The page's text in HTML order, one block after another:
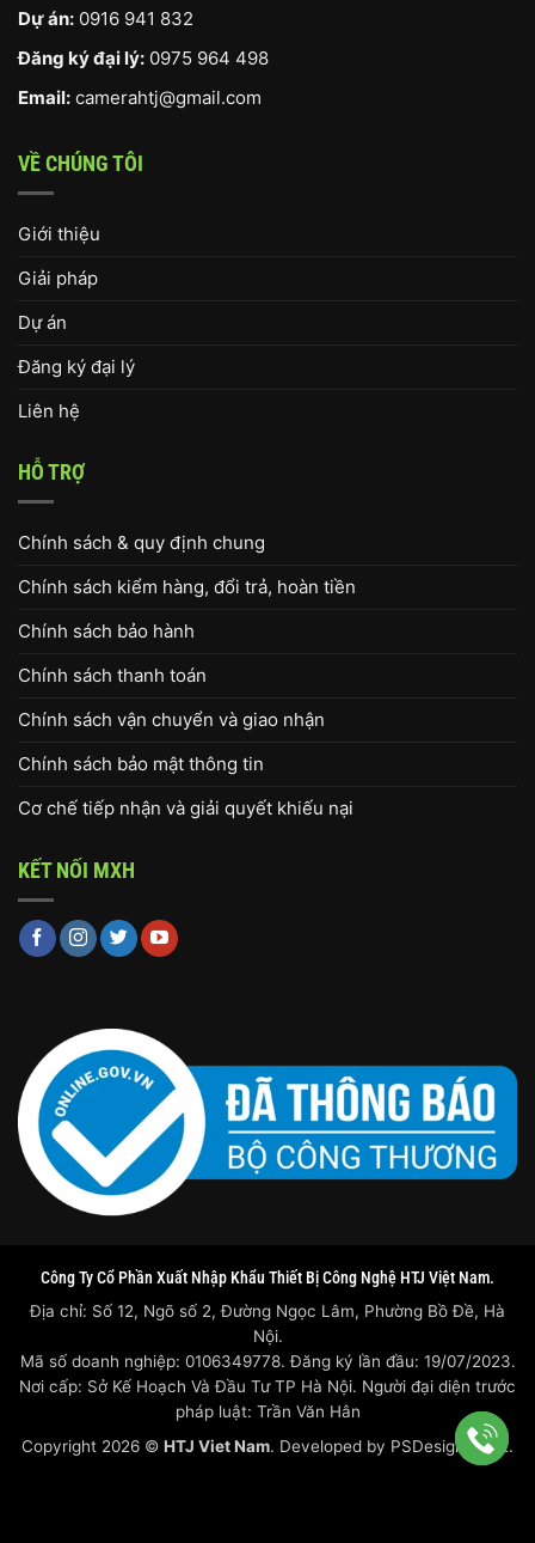
Dự án: 0916 941 832
Đăng ký đại lý: 0975 964 498
Email: camerahtj@gmail.com
VỀ CHÚNG TÔI
Giới thiệu
Giải pháp
Dự án
Đăng ký đại lý
Liên hệ
HỖ TRỢ
Chính sách & quy định chung
Chính sách kiểm hàng, đổi trả, hoàn tiền
Chính sách bảo hành
Chính sách thanh toán
Chính sách vận chuyển và giao nhận
Chính sách bảo mật thông tin
Cơ chế tiếp nhận và giải quyết khiếu nại
KẾT NỐI MXH
Công Ty Cổ Phần Xuất Nhập Khẩu Thiết Bị Công Nghệ HTJ Việt Nam.
Địa chỉ: Số 12, Ngõ số 2, Đường Ngọc Lâm, Phường Bồ Đề, Hà
Nội.
Mã số doanh nghiệp: 0106349778. Đăng ký lần đầu: 19/07/2023.
Nơi cấp: Sở Kế Hoạch Và Đầu Tư TP Hà Nội. Người đại diện trước
pháp luật: Trần Văn Hân
Copyright 2026 © HTJ Viet Nam. Developed by PSDesigner.net.